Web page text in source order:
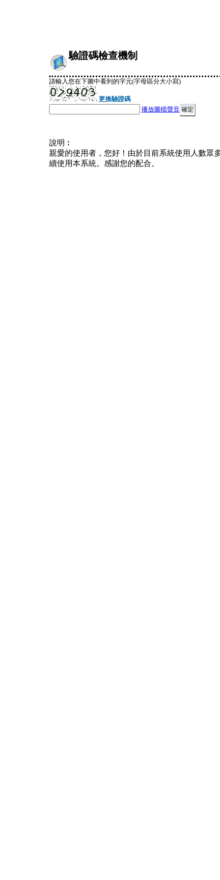
驗證碼檢查機制
請輸入您在下圖中看到的字元(字母區分大小寫)
更換驗證碼
播放圖檔聲音
說明︰
親愛的使用者，您好！由於目前系統使用人數眾
續使用本系統。感謝您的配合。